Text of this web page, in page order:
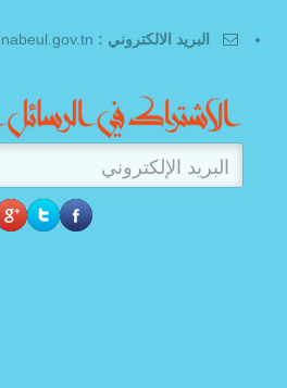
البريد الالكتروني :